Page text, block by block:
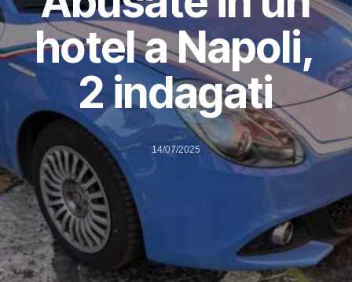
hotel a Napoli,
2 indagati
14/07/2025